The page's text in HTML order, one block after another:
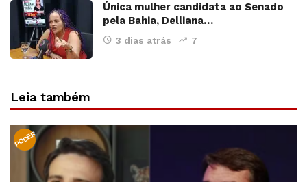
Única mulher candidata ao Senado
pela Bahia, Delliana…
3 dias atrás 7
Leia também
PODER